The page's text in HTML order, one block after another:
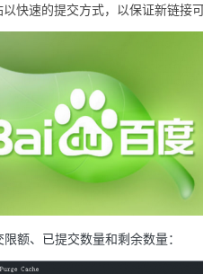
快速的提交方式，以保证新链接可
、已提交数量和剩余数量：